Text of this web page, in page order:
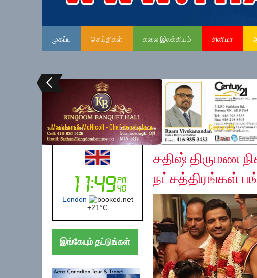
முகப்பு செய்திகள் கலை இலக்கியம் சினிமா
Markham & McNicoll - Chef depot plaza Century21
Australia (Sydney)
Sydney
+17°C
இங்கேயும் தட்டுங்கள்
Thursday, December 12, 2019
சதிஷ் திருமண
நட்சத்திரங்கள்